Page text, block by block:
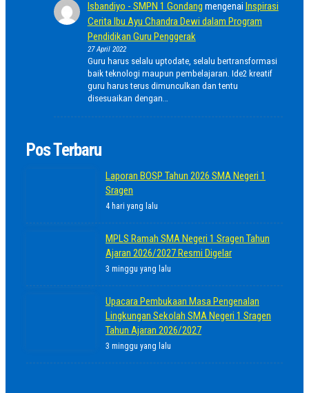
Isbandiyo - SMPN 1 Gondang mengenai Inspirasi
Cerita Ibu Ayu Chandra Dewi dalam Program
Pendidikan Guru Penggerak
27 April 2022
Guru harus selalu uptodate, selalu bertransformasi
baik teknologi maupun pembelajaran. Ide2 kreatif
guru harus terus dimunculkan dan tentu
disesuaikan dengan…
Pos Terbaru
Laporan BOSP Tahun 2026 SMA Negeri 1
Sragen
4 hari yang lalu
MPLS Ramah SMA Negeri 1 Sragen Tahun
Ajaran 2026/2027 Resmi Digelar
3 minggu yang lalu
Upacara Pembukaan Masa Pengenalan
Lingkungan Sekolah SMA Negeri 1 Sragen
Tahun Ajaran 2026/2027
3 minggu yang lalu